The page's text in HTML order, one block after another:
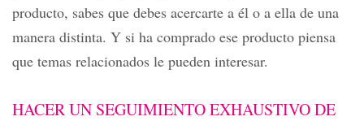
producto, sabes que debes acercarte a él o a ella de una
manera distinta. Y si ha comprado ese producto piensa
que temas relacionados le pueden interesar.
HACER UN SEGUIMIENTO EXHAUSTIVO DE